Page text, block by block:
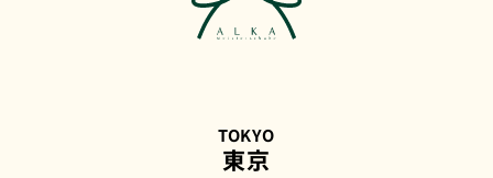
TOKYO
東京